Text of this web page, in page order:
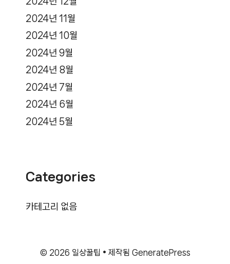
2024년 11월
2024년 10월
2024년 9월
2024년 8월
2024년 7월
2024년 6월
2024년 5월
Categories
카테고리 없음
© 2026 일상꿀팁 • 제작됨 GeneratePress